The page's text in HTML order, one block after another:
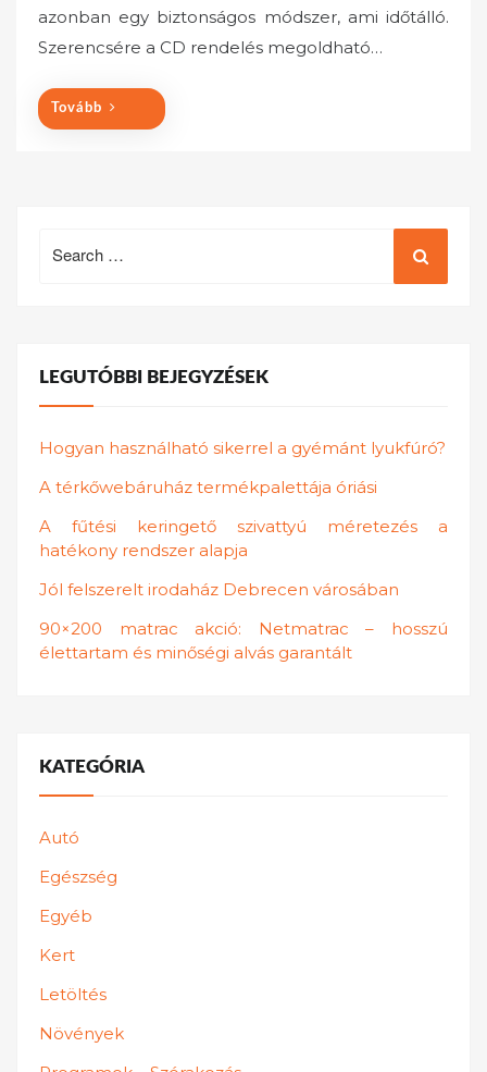
d
o
azonban egy biztonságos módszer, ami időtálló.
Szerencsére a CD rendelés megoldható…
Tovább
for:
LEGUTÓBBI BEJEGYZÉSEK
Hogyan használható sikerrel a gyémánt lyukfúró?
A térkőwebáruház termékpalettája óriási
A fűtési keringető szivattyú méretezés a
hatékony rendszer alapja
Jól felszerelt irodaház Debrecen városában
90×200 matrac akció: Netmatrac – hosszú
élettartam és minőségi alvás garantált
KATEGÓRIA
Autó
Egészség
Egyéb
Kert
Letöltés
Növények